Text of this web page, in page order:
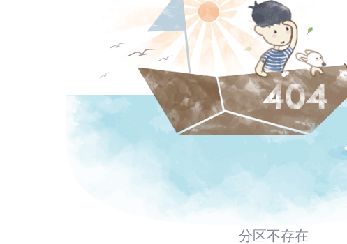
分区不存在